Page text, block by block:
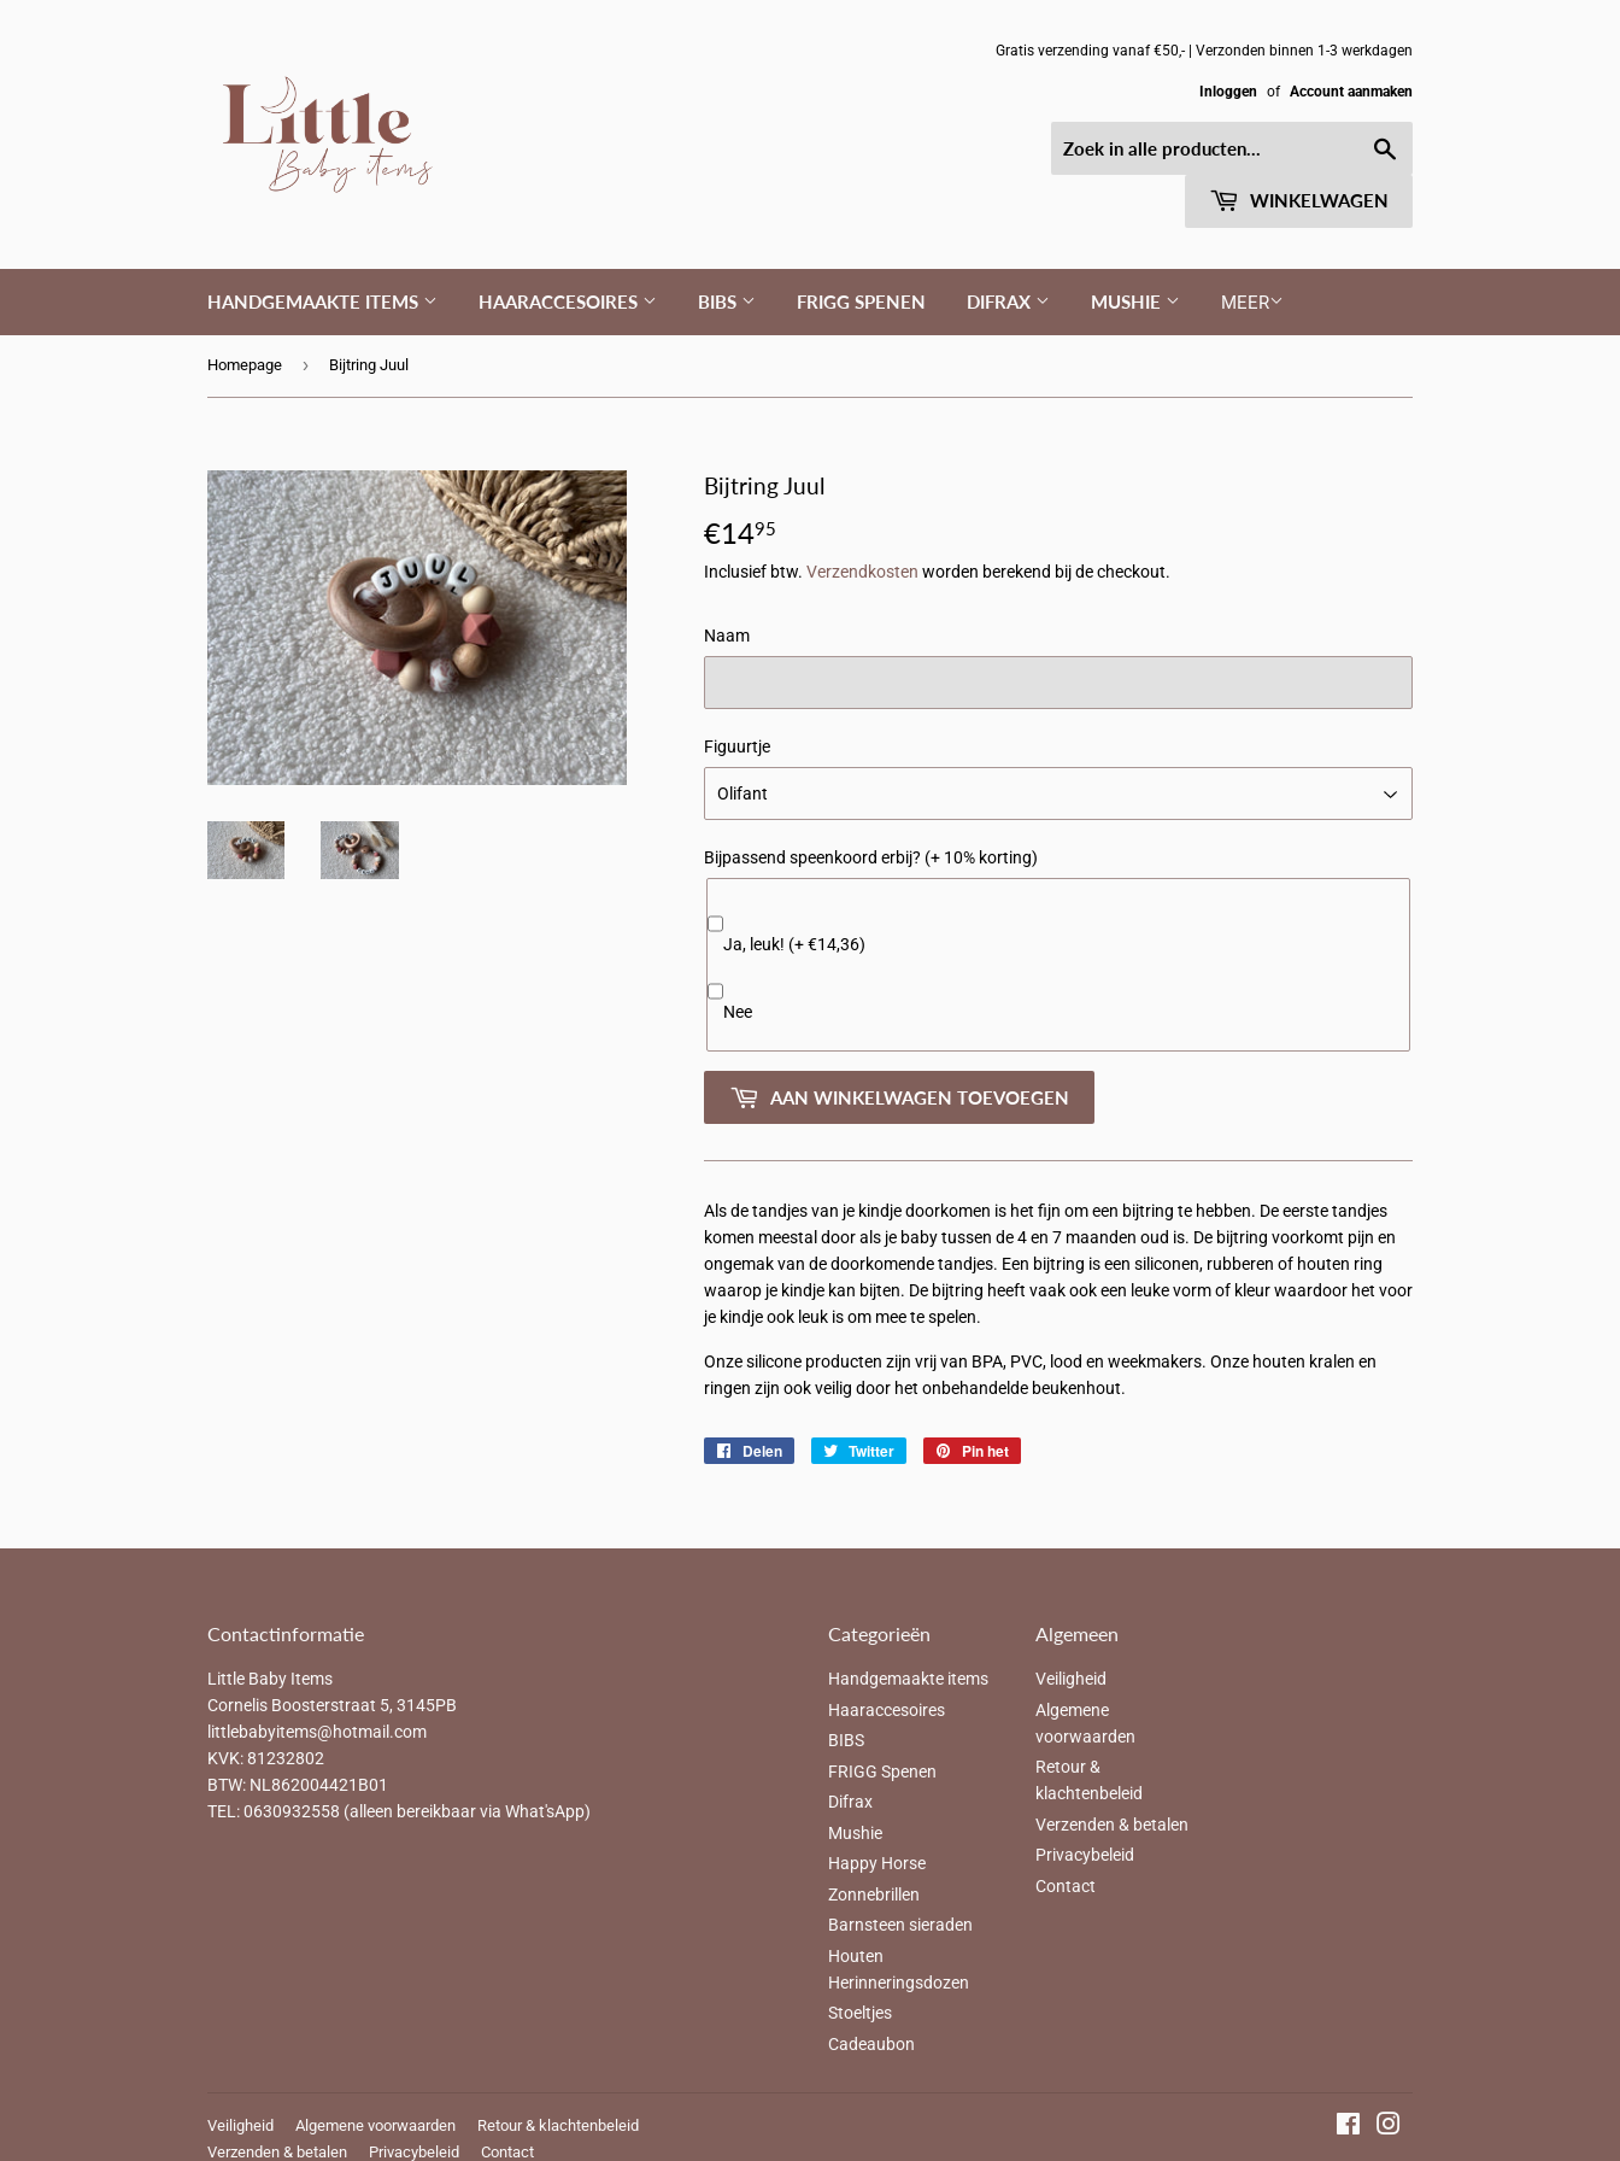
Gratis verzending vanaf €50,- | Verzonden binnen 1-3 werkdagen
Inloggen of Account aanmaken
WINKELWAGEN
HANDGEMAAKTE ITEMS HAARACCESOIRES BIBS FRIGG SPENEN DIFRAX MUSHIE MEER
Homepage › Bijtring Juul
Bijtring Juul
€1495
Inclusief btw. Verzendkosten worden berekend bij de checkout.
Naam
Figuurtje
Bijpassend speenkoord erbij? (+ 10% korting)
Ja, leuk! (+ €14,36)
Nee
AAN WINKELWAGEN TOEVOEGEN
Als de tandjes van je kindje doorkomen is het fijn om een bijtring te hebben. De eerste tandjes
komen meestal door als je baby tussen de 4 en 7 maanden oud is. De bijtring voorkomt pijn en
ongemak van de doorkomende tandjes. Een bijtring is een siliconen, rubberen of houten ring
waarop je kindje kan bijten. De bijtring heeft vaak ook een leuke vorm of kleur waardoor het voor
je kindje ook leuk is om mee te spelen.
Onze silicone producten zijn vrij van BPA, PVC, lood en weekmakers. Onze houten kralen en
ringen zijn ook veilig door het onbehandelde beukenhout.
Delen
Delen
Twitter
TwitterenPin het
Contactinformatie
Little Baby Items
Cornelis Boosterstraat 5, 3145PB
littlebabyitems@hotmail.com
KVK: 81232802
BTW: NL862004421B01
TEL: 0630932558 (alleen bereikbaar via What'sApp)
Categorieën
Handgemaakte items
Haaraccesoires
BIBS
FRIGG Spenen
Difrax
Mushie
Happy Horse
Zonnebrillen
Barnsteen sieraden
Houten
Herinneringsdozen
Stoeltjes
Cadeaubon
Algemeen
Veiligheid
Algemene
voorwaarden
Retour &
klachtenbeleid
Verzenden & betalen
Privacybeleid
Contact
Veiligheid Algemene voorwaarden
Retour & klachtenbeleid
Verzenden & betalen
Privacybeleid Contact
Facebook